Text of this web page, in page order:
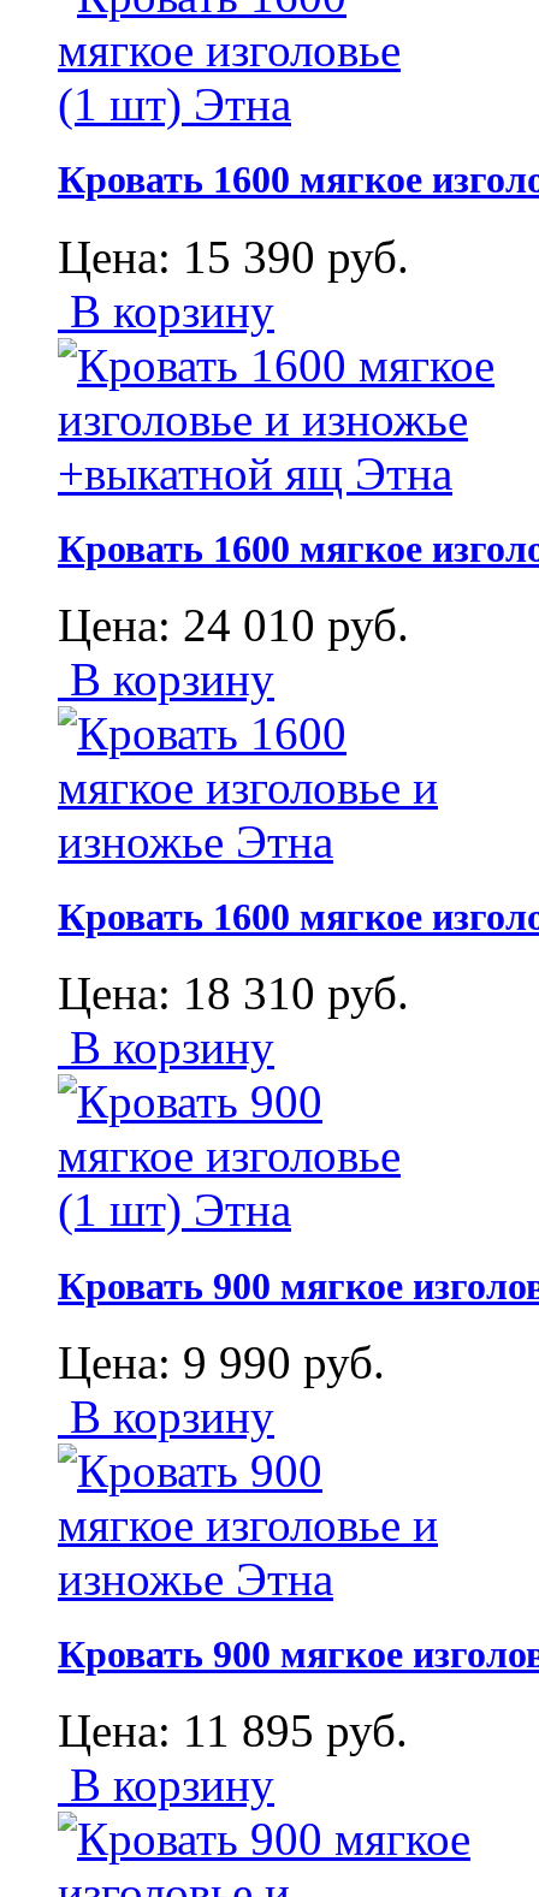
Кровать 1600 мягкое
Цена: 15 390 руб.
В корзину
Кровать 1600 мягкое
Цена: 24 010 руб.
В корзину
Кровать 1600 мягкое
Цена: 18 310 руб.
В корзину
Кровать 900 мягкое
Цена: 9 990 руб.
В корзину
Кровать 900 мягкое
Цена: 11 895 руб.
В корзину